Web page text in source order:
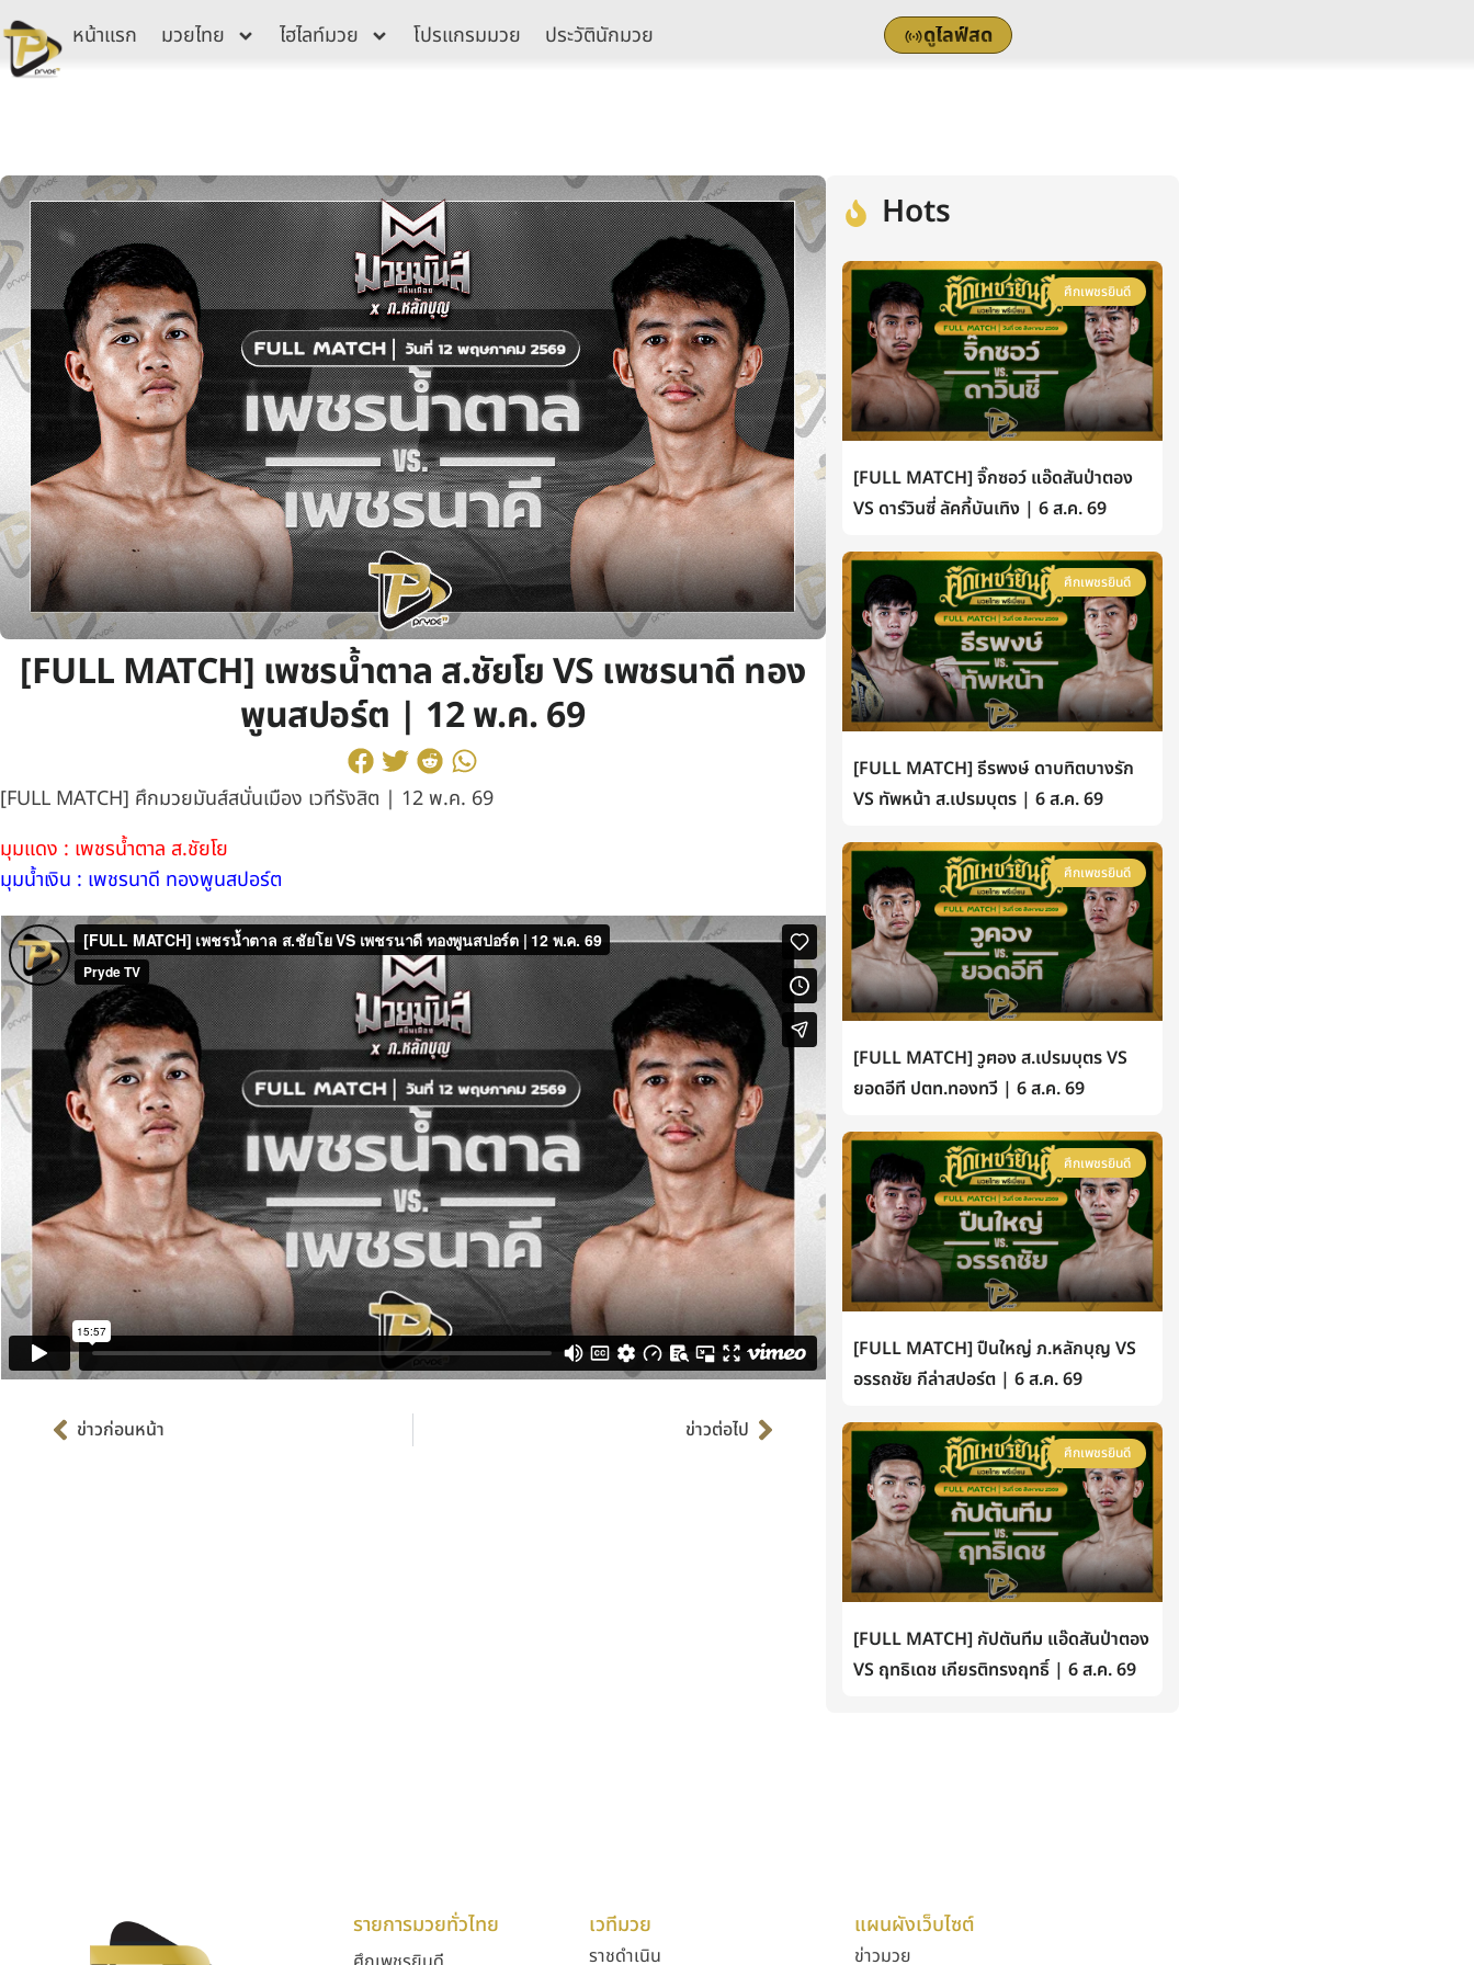
Skip
to
content
หน้าแรก มวยไทย ไฮไลท์มวย โปรแกรมมวย ประวัตินักมวย ดูไลฟ์สด
[FULL MATCH] เพชรน้ำตาล ส.ชัยโย VS เพชรนาดี ทอง
พูนสปอร์ต | 12 พ.ค. 69
[FULL MATCH] ศึกมวยมันส์สนั่นเมือง เวทีรังสิต | 12 พ.ค. 69
มุมแดง : เพชรน้ำตาล ส.ชัยโย
มุมน้ำเงิน : เพชรนาดี ทองพูนสปอร์ต
Prev
ข่าวก่อนหน้า ข่าวต่อไป
Next
Hots
ศึกเพชรยินดี
[FULL MATCH] จิ๊กซอว์ แอ๊ดสันป่าตอง
VS ดาร์วินซี่ ลัคกี้บันเทิง | 6 ส.ค. 69
ศึกเพชรยินดี
[FULL MATCH] ธีรพงษ์ ดาบทิตบางรัก
VS ทัพหน้า ส.เปรมบุตร | 6 ส.ค. 69
ศึกเพชรยินดี
[FULL MATCH] วูฅอง ส.เปรมบุตร VS
ยอดอีที ปตท.ทองทวี | 6 ส.ค. 69
ศึกเพชรยินดี
[FULL MATCH] ปืนใหญ่ ภ.หลักบุญ VS
อรรถชัย กีล่าสปอร์ต | 6 ส.ค. 69
ศึกเพชรยินดี
[FULL MATCH] กัปตันทีม แอ๊ดสันป่าตอง
VS ฤทธิเดช เกียรติทรงฤทธิ์ | 6 ส.ค. 69
รายการมวยทั่วไทย เวทีมวย
ราชดำเนิน
แผนผังเว็บไซต์
ข่าวมวย